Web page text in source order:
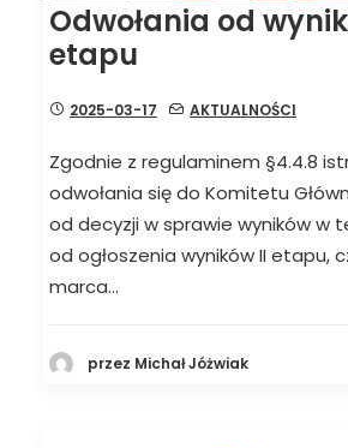
Odwołania od
etapu
2025-03-17 AKTUALNOŚCI
Zgodnie z regulaminem §4.4.8
odwołania się do Komitetu
od decyzji w sprawie wyników w
od ogłoszenia wyników II etapu,
marca…
przez Michał Jóżwiak